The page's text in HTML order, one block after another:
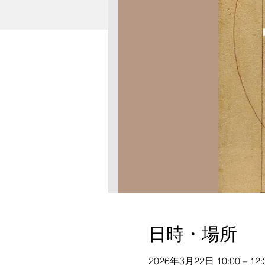
日時・場所
2026年3月22日 10:00 –